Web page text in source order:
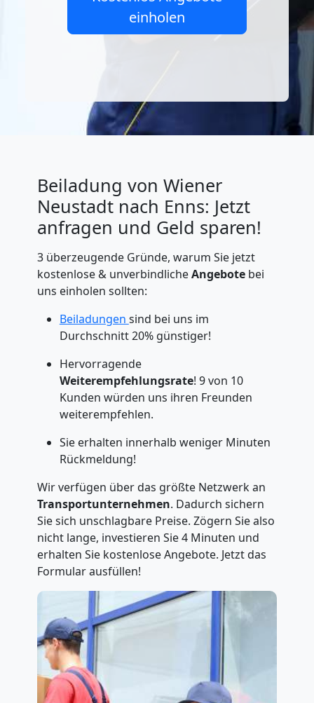
einholen
Beiladung von Wiener
Neustadt nach Enns: Jetzt
anfragen und Geld sparen!
3 überzeugende Gründe, warum Sie jetzt
kostenlose & unverbindlicheAngebote bei
uns einholen sollten:
Beiladungen sind bei uns im
Durchschnitt 20% günstiger!
Hervorragende
Weiterempfehlungsrate! 9 von 10
Kunden würden uns ihren Freunden
weiterempfehlen.
Sie erhalten innerhalb weniger Minuten
Rückmeldung!
Wir verfügen über das größte Netzwerk an
Transportunternehmen. Dadurch sichern
Sie sich unschlagbare Preise. Zögern Sie also
nicht lange, investieren Sie 4 Minuten und
erhalten Sie kostenlose Angebote. Jetzt das
Formular ausfüllen!